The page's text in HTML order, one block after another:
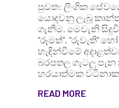
පුවත: ලිංගික
යොදවනු ලැබූ
ගැනීම. මෙවැනි
"රූමත්", "රුවැති"
හැඳින්වීමේ
බරපතල ගැටලු පැන
හරයාත්මක
READ MORE